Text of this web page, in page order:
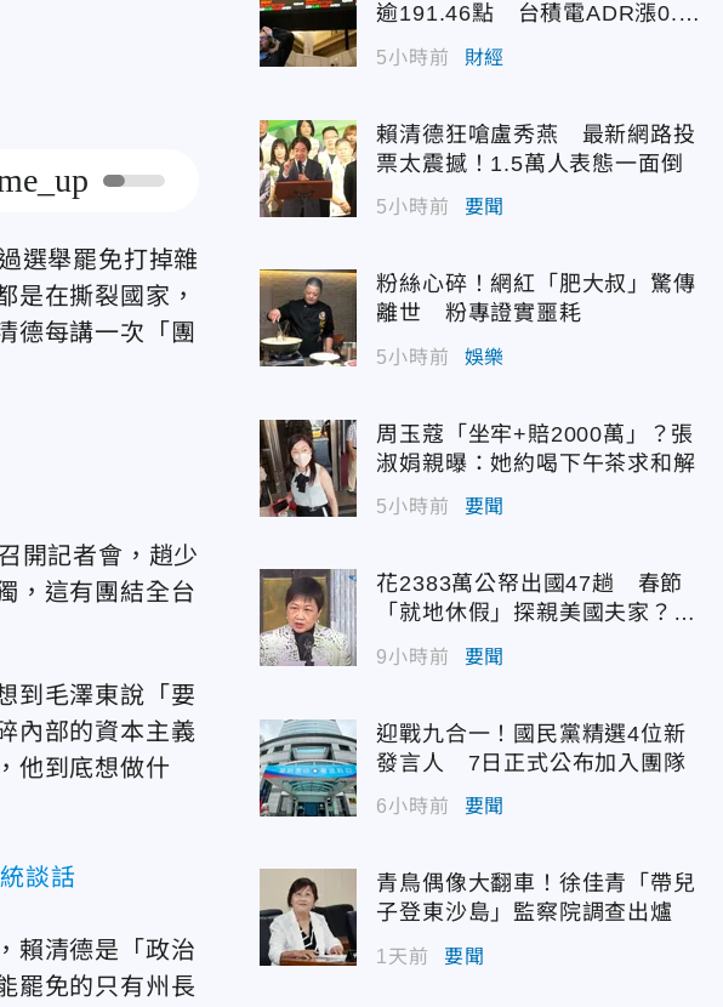
選舉罷免打掉雜
是在撕裂國家，
德每講一次「團
開記者會，趙少
，這有團結全台
到毛澤東說「要
內部的資本主義
他到底想做什
談話
賴清德是「政治
罷免的只有州長
逾191.46點 台積電ADR漲0.9
3%
5小時前 財經
賴清德狂嗆盧秀燕 最新網路投
票太震撼！1.5萬人表態一面倒
5小時前 要聞
粉絲心碎！網紅「肥大叔」驚傳
離世 粉專證實噩耗
5小時前 娛樂
周玉蔻「坐牢+賠2000萬」？張
淑娟親曝：她約喝下午茶求和解
5小時前 要聞
花2383萬公帑出國47趟 春節
「就地休假」探親美國夫家？徐
佳青回應了
9小時前 要聞
迎戰九合一！國民黨精選4位新
發言人 7日正式公布加入團隊
6小時前 要聞
青鳥偶像大翻車！徐佳青「帶兒
子登東沙島」監察院調查出爐
1天前 要聞